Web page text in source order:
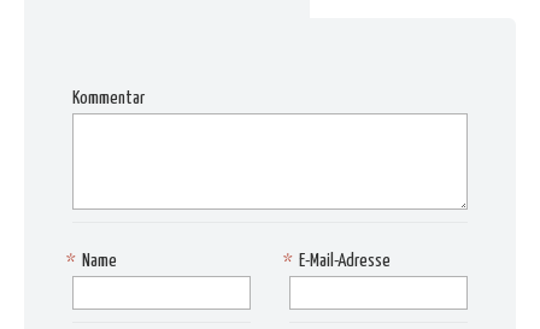
Kommentar
Name
* E-Mail-Adresse
*